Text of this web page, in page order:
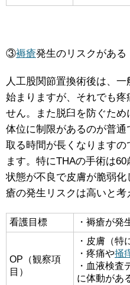
③褥瘡発生のリスクがある
人工股関節置換術後は、
始まりますが、それでも疼
せん。また脱臼を防ぐため
体位に制限があるのが普
取る時間が長くなりますの
ます。特にTHAの手術は60
状態が不良で皮膚が脆弱
瘡の発生リスクは高いと考
看護目標 ・褥瘡が発
OP（観察項
目）
・皮膚（特
・疼痛や掻
・血液検査
に体動があ